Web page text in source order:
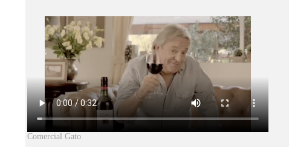
Comercial Gato